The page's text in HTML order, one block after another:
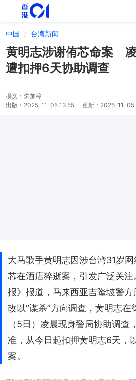
中国 台湾新闻
黄明志涉谢侑芯命案
遭扣押6天协助调查
撰文： 朱加樟
出版： 2025-11-05 13:55 更新： 2025-11-05
大马歌手黄明志因涉台湾31岁网
芯在酒店猝逝案，引发广泛关注
报》报道，马来西亚吉隆坡警
改以“谋杀”方向调查，黄明志在
（5日）凌晨现身警局协助调查
准，从今日起扣押黄明志6天，
案。